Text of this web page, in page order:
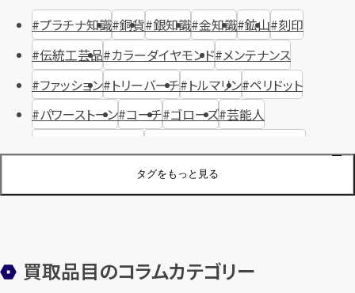
タグをもっと見る
プラチナ知識 銅貨 銀知識 金知識 鉱山 刻印
伝統工芸品 カラーダイヤモンド メンテナンス
ファッション トリーバーチ トルマリン ペリドット
パワーストーン コーチ ゴローズ 芸能人
ジュエリーブランド オーデマピゲ
装飾品 オメガ シュプリーム ウブロ
買取品目のコラムカテゴリー